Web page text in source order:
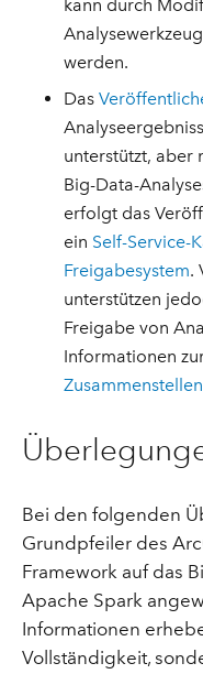
kann durch
werden.
Das
unterstützt, aber
Big-Data-
erfolgt das
ein Self-Service-
Freigabesystem.
unterstützen
Freigabe von
Informationen
Bei den folgenden
Grundpfeiler des
Framework auf das
Apache Spark
Informationen
Vollständigkeit,